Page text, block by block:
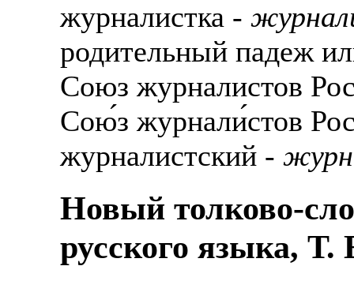
журналистка -
родительный падеж
Союз журналистов
Сою́з журнали́стов
журналистский -
Новый толково-
русского языка,